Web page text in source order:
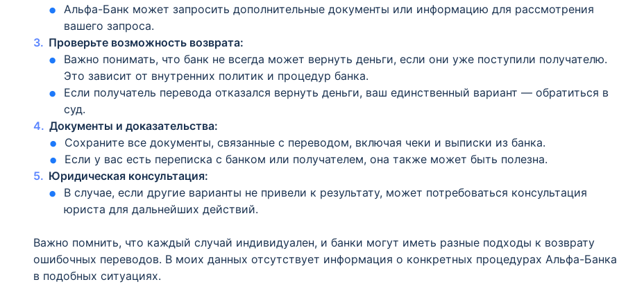
Альфа-Банк может запросить дополнительные документы или информацию для рассмотрения
вашего запроса.
Проверьте возможность возврата:
Важно понимать, что банк не всегда может вернуть деньги, если они уже поступили получателю.
Это зависит от внутренних политик и процедур банка.
Если получатель перевода отказался вернуть деньги, ваш единственный вариант — обратиться в
суд.
Документы и доказательства:
Сохраните все документы, связанные с переводом, включая чеки и выписки из банка.
Если у вас есть переписка с банком или получателем, она также может быть полезна.
Юридическая консультация:
В случае, если другие варианты не привели к результату, может потребоваться консультация
юриста для дальнейших действий.
Важно помнить, что каждый случай индивидуален, и банки могут иметь разные подходы к возврату
ошибочных переводов. В моих данных отсутствует информация о конкретных процедурах Альфа-Банка
в подобных ситуациях.